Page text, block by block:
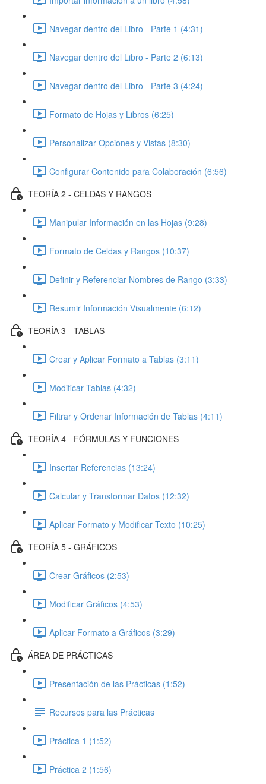
Navegar dentro del Libro - Parte 1 (4:31)
Navegar dentro del Libro - Parte 2 (6:13)
Navegar dentro del Libro - Parte 3 (4:24)
Formato de Hojas y Libros (6:25)
Personalizar Opciones y Vistas (8:30)
Configurar Contenido para Colaboración (6:56)
TEORÍA 2 - CELDAS Y RANGOS
Manipular Información en las Hojas (9:28)
Formato de Celdas y Rangos (10:37)
Definir y Referenciar Nombres de Rango (3:33)
Resumir Información Visualmente (6:12)
TEORÍA 3 - TABLAS
Crear y Aplicar Formato a Tablas (3:11)
Modificar Tablas (4:32)
Filtrar y Ordenar Información de Tablas (4:11)
TEORÍA 4 - FÓRMULAS Y FUNCIONES
Insertar Referencias (13:24)
Calcular y Transformar Datos (12:32)
Aplicar Formato y Modificar Texto (10:25)
TEORÍA 5 - GRÁFICOS
Crear Gráficos (2:53)
Modificar Gráficos (4:53)
Aplicar Formato a Gráficos (3:29)
ÁREA DE PRÁCTICAS
Presentación de las Prácticas (1:52)
Recursos para las Prácticas
Práctica 1 (1:52)
Práctica 2 (1:56)